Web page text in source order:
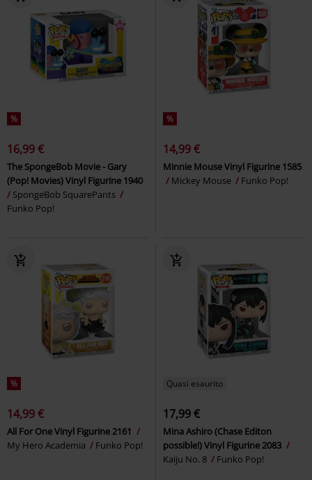
%
16,99 €
The SpongeBob Movie - Gary
(Pop! Movies) Vinyl Figurine 1940
SpongeBob SquarePants
Funko Pop!
%
14,99 €
Minnie Mouse Vinyl Figurine 1585
Mickey Mouse
Funko Pop!
%
14,99 €
All For One Vinyl Figurine 2161
My Hero Academia
Funko Pop!
Quasi esaurito
17,99 €
Mina Ashiro (Chase Editon
possible!) Vinyl Figurine 2083
Kaiju No. 8
Funko Pop!